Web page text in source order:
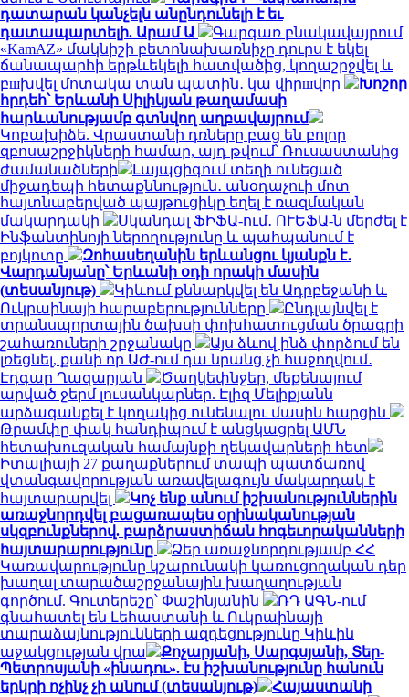
դատարան կանչելն անընդունելի է եւ
դատապարտելի. Արամ Ա
Գարգառ բնակավայրում
«KamAZ» մակնիշի բետոնախառնիչը դուրս է եկել
ճանապարհի երթևեկելի հատվածից, կողաշրջվել և
բшխվել մոտակա տան պատին․ կա վիրшվոր
Խոշոր
հրդեհ՝ Երևանի Սիլիկյան թաղամասի
հարևանությամբ գտնվող աղբավայրում
Կոբախիձե. Վրաստանի դռները բաց են բոլոր
զբոսաշրջիկների համար, այդ թվում՝ Ռուսաստանից
ժամանածների
Լայպցիգում տեղի ունեցած
միջադեպի հետաքննություն․ անօդաչուի մոտ
հայտնաբերված պայթուցիկը եղել է ռազմական
մակարդակի
Սկանդալ ՖԻՖԱ-ում․ ՈՒԵՖԱ-ն մերժել է
Ինֆանտինոյի ներողությունը և պահպանում է
բոյկոտը
Զոհասեղանին երևանցու կյանքն է․
Վարդանյանը՝ Երևանի օդի որակի մասին
(տեսանյութ)
Կիևում քննարկվել են Ադրբեջանի և
Ուկրաինայի հարաբերությունները
Ընդլայնվել է
տրանսպորտային ծախսի փոխհատուցման ծրագրի
շահառուների շրջանակը
Այս ձևով ինձ փորձում են
լռեցնել, քանի որ ԱԺ-ում դա նրանց չի հաջողվում․
Էդգար Ղազարյան
Ծաղկեփնջեր, մեքենայում
արված ջերմ լուսանկարներ. Էլիզ Մելիքյանն
արձագանքել է կողակից ունենալու մասին հարցին
Թրամփը փակ հանդիպում է անցկացրել ԱՄՆ
հետախուզական համայնքի ղեկավարների հետ
Իտալիայի 27 քաղաքներում տապի պատճառով
վտանգավորության առավելագույն մակարդակ է
հայտարարվել
Կոչ ենք անում իշխանություններին
առաջնորդվել բացառապես օրինականության
սկզբունքներով. բարձրաստիճան հոգեւորականների
հայտարարությունը
Ձեր առաջնորդությամբ ՀՀ
Կառավարությունը կշարունակի կառուցողական դեր
խաղալ տարածաշրջանային խաղաղության
գործում. Գուտերեշը՝ Փաշինյանին
ՌԴ ԱԳՆ-ում
գնահատել են Լեհաստանի և Ուկրաինայի
տարաձայնությունների ազդեցությունը Կիևին
աջակցության վրա
Քոչարյանի, Սարգսյանի, Տեր-
Պետրոսյանի «ինադու». էս իշխանությունը հանուն
երկրի ոչինչ չի անում (տեսանյութ)
Հայաստանի